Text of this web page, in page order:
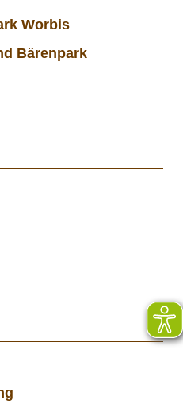
Worbis
Bärenpark